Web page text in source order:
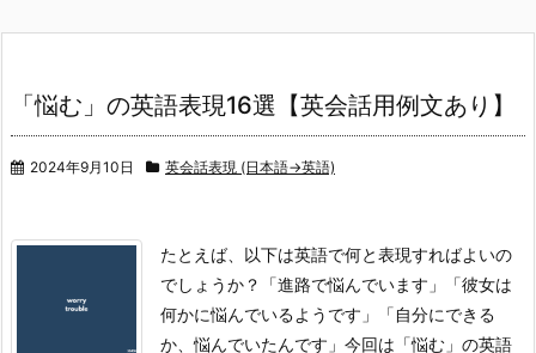
「悩む」の英語表現16選【英会話用例文あり】
2024年9月10日 英会話表現 (日本語→英語)
たとえば、以下は英語で何と表現すればよいの
でしょうか？
「進路で悩んでいます」
「彼女は
何かに悩んでいるようです」
「自分にできる
か、悩んでいたんです」 今回は「悩む」の英語